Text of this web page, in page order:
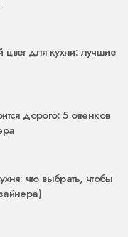
для кухни: лучшие
дорого: 5 оттенков
что выбрать, чтобы